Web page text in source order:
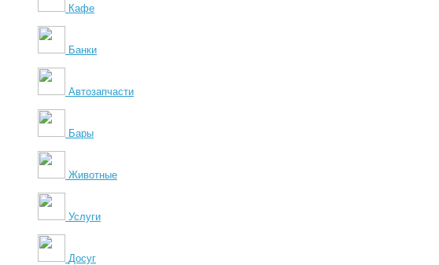
Кафе
Банки
Автозапчасти
Бары
Животные
Услуги
Досуг